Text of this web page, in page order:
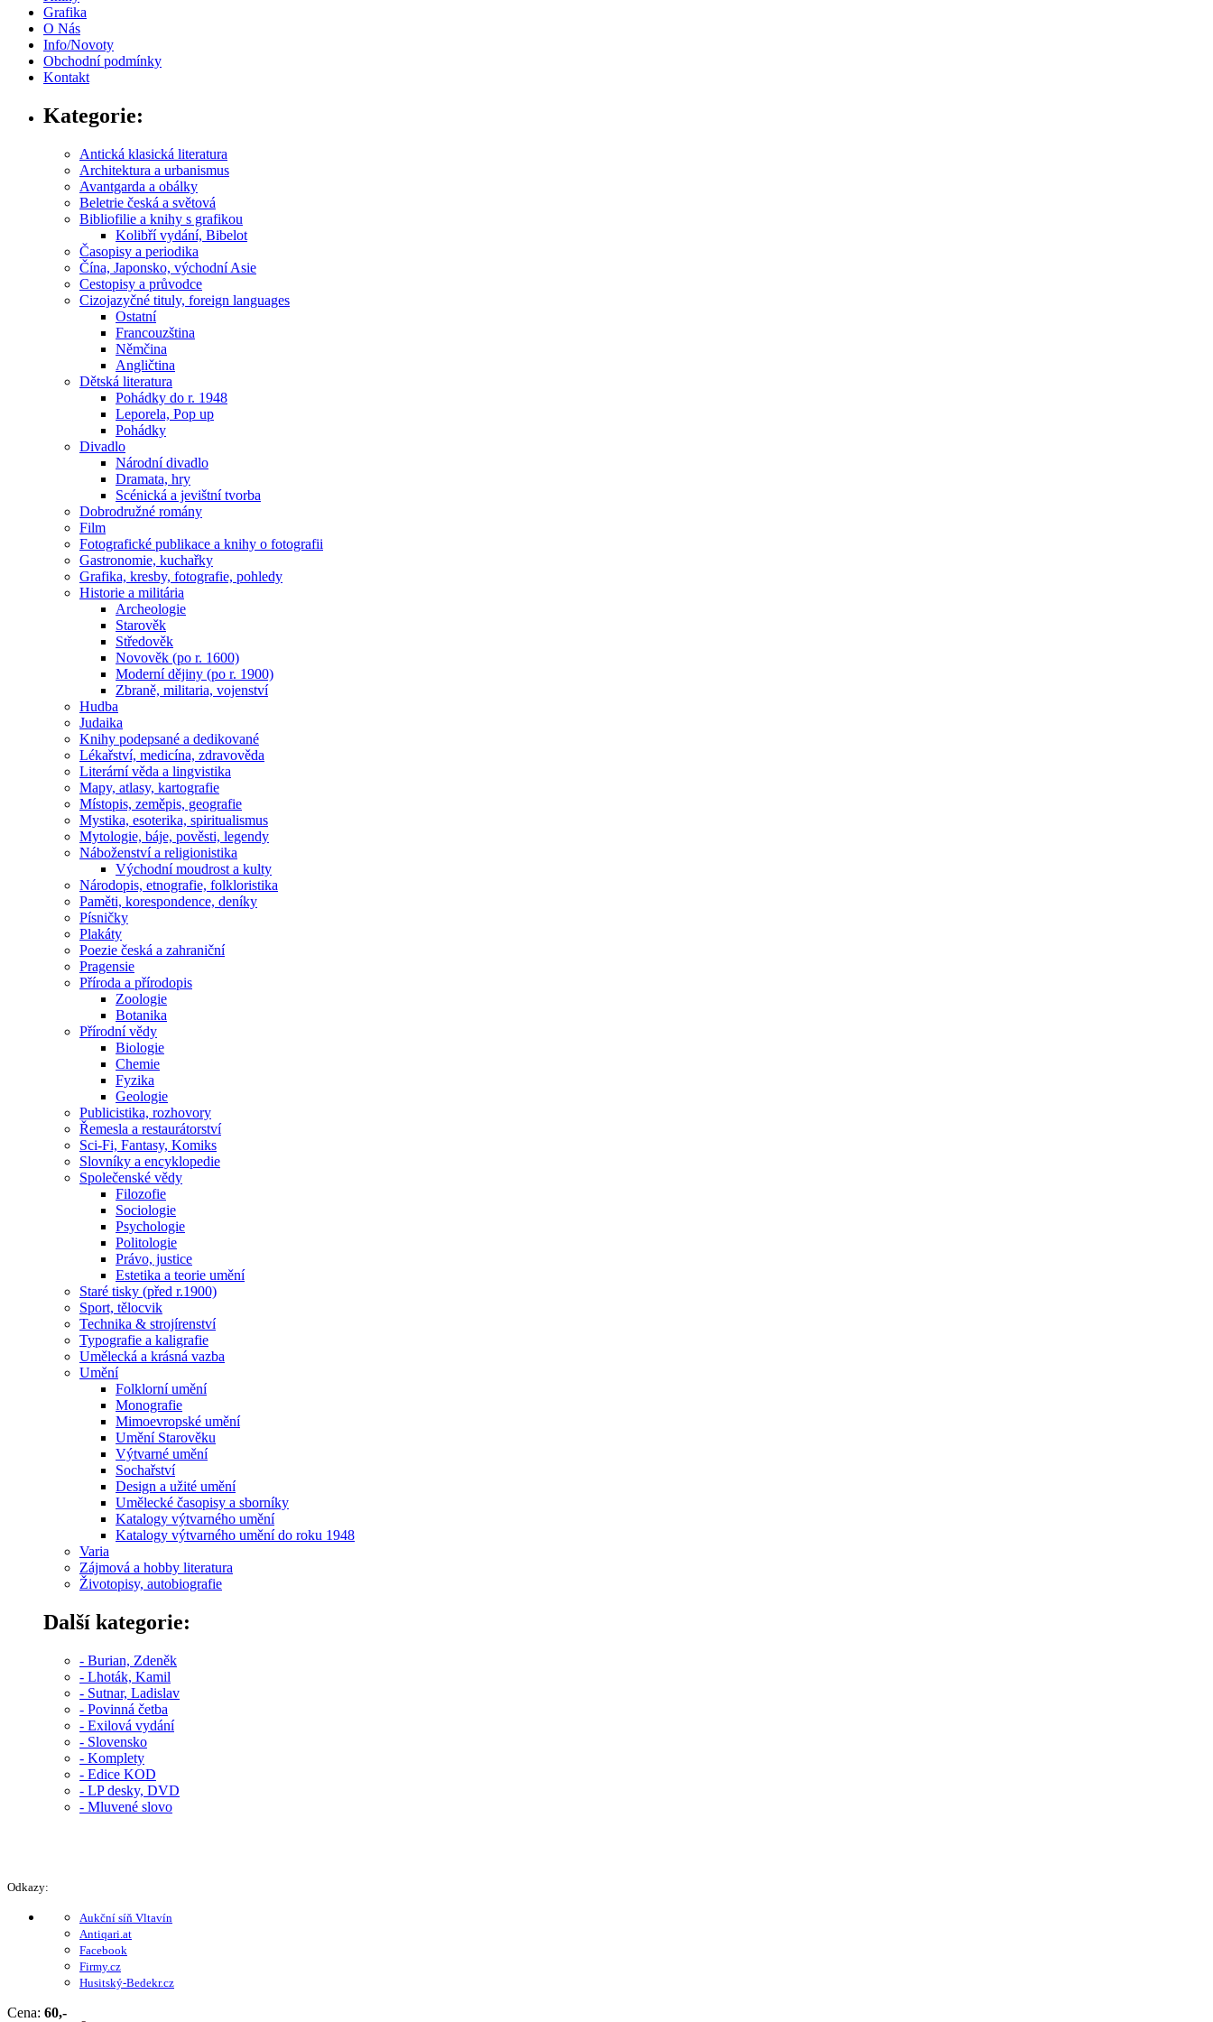
Grafika
O Nás
Info/Novoty
Obchodní podmínky
Kontakt
Kategorie:
Antická klasická literatura
Architektura a urbanismus
Avantgarda a obálky
Beletrie česká a světová
Bibliofilie a knihy s grafikou
Kolibří vydání, Bibelot
Časopisy a periodika
Čína, Japonsko, východní Asie
Cestopisy a průvodce
Cizojazyčné tituly, foreign languages
Ostatní
Francouzština
Němčina
Angličtina
Dětská literatura
Pohádky do r. 1948
Leporela, Pop up
Pohádky
Divadlo
Národní divadlo
Dramata, hry
Scénická a jevištní tvorba
Dobrodružné romány
Film
Fotografické publikace a knihy o fotografii
Gastronomie, kuchařky
Grafika, kresby, fotografie, pohledy
Historie a militária
Archeologie
Starověk
Středověk
Novověk (po r. 1600)
Moderní dějiny (po r. 1900)
Zbraně, militaria, vojenství
Hudba
Judaika
Knihy podepsané a dedikované
Lékařství, medicína, zdravověda
Literární věda a lingvistika
Mapy, atlasy, kartografie
Místopis, zeměpis, geografie
Mystika, esoterika, spiritualismus
Mytologie, báje, pověsti, legendy
Náboženství a religionistika
Východní moudrost a kulty
Národopis, etnografie, folkloristika
Paměti, korespondence, deníky
Písničky
Plakáty
Poezie česká a zahraniční
Pragensie
Příroda a přírodopis
Zoologie
Botanika
Přírodní vědy
Biologie
Chemie
Fyzika
Geologie
Publicistika, rozhovory
Řemesla a restaurátorství
Sci-Fi, Fantasy, Komiks
Slovníky a encyklopedie
Společenské vědy
Filozofie
Sociologie
Psychologie
Politologie
Právo, justice
Estetika a teorie umění
Staré tisky (před r.1900)
Sport, tělocvik
Technika & strojírenství
Typografie a kaligrafie
Umělecká a krásná vazba
Umění
Folklorní umění
Monografie
Mimoevropské umění
Umění Starověku
Výtvarné umění
Sochařství
Design a užité umění
Umělecké časopisy a sborníky
Katalogy výtvarného umění
Katalogy výtvarného umění do roku 1948
Varia
Zájmová a hobby literatura
Životopisy, autobiografie
Další kategorie:
- Burian, Zdeněk
- Lhoták, Kamil
- Sutnar, Ladislav
- Povinná četba
- Exilová vydání
- Slovensko
- Komplety
- Edice KOD
- LP desky, DVD
- Mluvené slovo
Odkazy:
Aukční síň Vltavín
Antiqari.at
Facebook
Firmy.cz
Husitský-Bedekr.cz
Cena: 60,-